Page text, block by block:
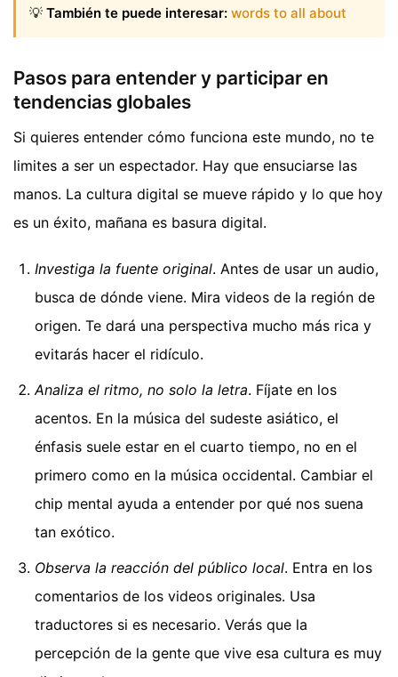
💡 También te puede interesar: words to all about
Pasos para entender y participar en
tendencias globales
Si quieres entender cómo funciona este mundo, no te
limites a ser un espectador. Hay que ensuciarse las
manos. La cultura digital se mueve rápido y lo que hoy
es un éxito, mañana es basura digital.
Investiga la fuente original. Antes de usar un audio,
busca de dónde viene. Mira videos de la región de
origen. Te dará una perspectiva mucho más rica y
evitarás hacer el ridículo.
Analiza el ritmo, no solo la letra. Fíjate en los
acentos. En la música del sudeste asiático, el
énfasis suele estar en el cuarto tiempo, no en el
primero como en la música occidental. Cambiar el
chip mental ayuda a entender por qué nos suena
tan exótico.
Observa la reacción del público local. Entra en los
comentarios de los videos originales. Usa
traductores si es necesario. Verás que la
percepción de la gente que vive esa cultura es muy